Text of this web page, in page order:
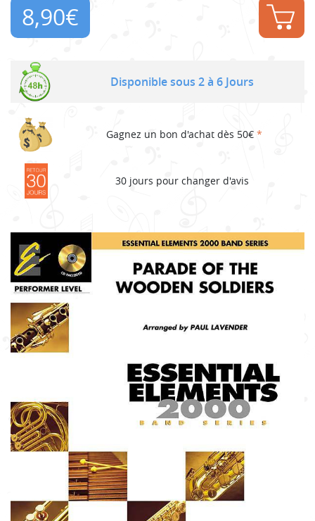
8,90€
Disponible sous 2 à 6 Jours
Gagnez un bon d'achat dès 50€ *
30 jours pour changer d'avis